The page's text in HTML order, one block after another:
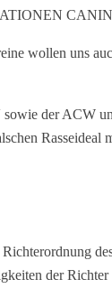
wollen uns
der ACW
Rasseideal
der